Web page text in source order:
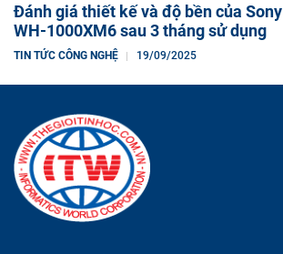
Đánh giá thiết kế và độ bền của Sony
WH-1000XM6 sau 3 tháng sử dụng
TIN TỨC CÔNG NGHỆ 19/09/2025